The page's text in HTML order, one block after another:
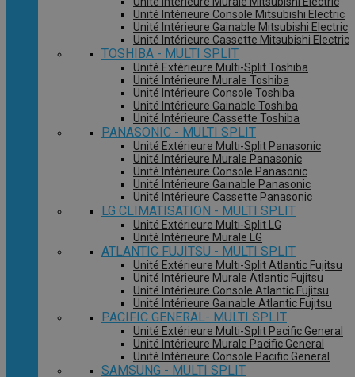
Unité Intérieure Console Mitsubishi Electric
Unité Intérieure Gainable Mitsubishi Electric
Unité Intérieure Cassette Mitsubishi Electric
TOSHIBA - MULTI SPLIT
Unité Extérieure Multi-Split Toshiba
Unité Intérieure Murale Toshiba
Unité Intérieure Console Toshiba
Unité Intérieure Gainable Toshiba
Unité Intérieure Cassette Toshiba
PANASONIC - MULTI SPLIT
Unité Extérieure Multi-Split Panasonic
Unité Intérieure Murale Panasonic
Unité Intérieure Console Panasonic
Unité Intérieure Gainable Panasonic
Unité Intérieure Cassette Panasonic
LG CLIMATISATION - MULTI SPLIT
Unité Extérieure Multi-Split LG
Unité Intérieure Murale LG
ATLANTIC FUJITSU - MULTI SPLIT
Unité Extérieure Multi-Split Atlantic Fujitsu
Unité Intérieure Murale Atlantic Fujitsu
Unité Intérieure Console Atlantic Fujitsu
Unité Intérieure Gainable Atlantic Fujitsu
PACIFIC GENERAL- MULTI SPLIT
Unité Extérieure Multi-Split Pacific General
Unité Intérieure Murale Pacific General
Unité Intérieure Console Pacific General
SAMSUNG - MULTI SPLIT